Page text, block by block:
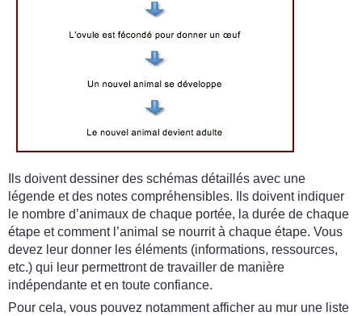
Ils doivent dessiner des schémas détaillés avec une
légende et des notes compréhensibles. Ils doivent indiquer
le nombre d’animaux de chaque portée, la durée de chaque
étape et comment l’animal se nourrit à chaque étape. Vous
devez leur donner les éléments (informations, ressources,
etc.) qui leur permettront de travailler de manière
indépendante et en toute confiance.
Pour cela, vous pouvez notamment afficher au mur une liste